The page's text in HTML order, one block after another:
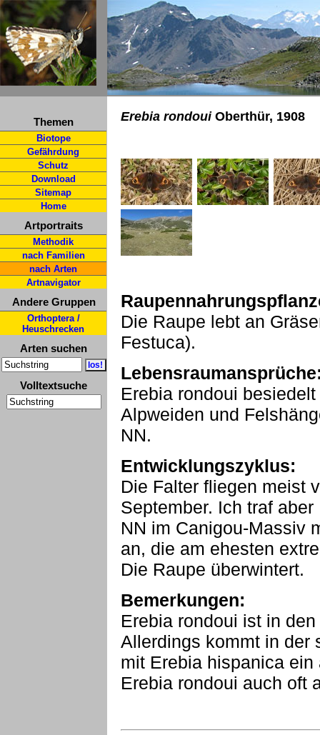
Themen
Biotope
Gefährdung
Schutz
Download
Sitemap
Home
Artportraits
Methodik
nach Familien
nach Arten
Artnavigator
Andere Gruppen
Orthoptera /
Heuschrecken
Arten suchen
Volltextsuche
Erebia rondouiOberthür, 1908
Die Raupe lebt an
Festuca).
Erebia rondoui
Alpweiden und
NN.
Entwicklungszyklus:
Die Falter fliegen meist
September. Ich traf
NN im Canigou-Massiv
an, die am ehesten
Die Raupe überwintert.
Bemerkungen:
Erebia rondoui ist in
Allerdings kommt in der
mit Erebia hispanica
Erebia rondoui auch oft